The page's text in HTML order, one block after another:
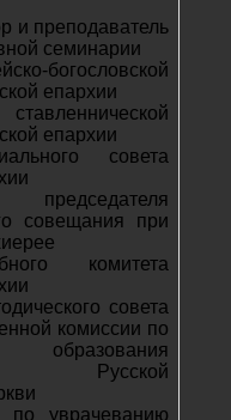
и преподаватель
семинарии
богословской
епархии
епархии
совета
совещания при
комитета
совета
комиссии по
Русской
уврачеванию